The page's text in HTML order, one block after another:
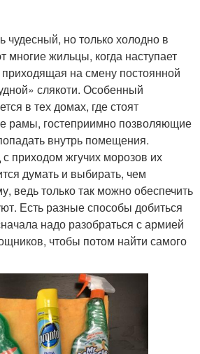
чудесный, но только холодно в
многие жильцы, когда наступает
на смену постоянной
слякоти. Особенный
в тех домах, где стоят
рамы, гостеприимно позволяющие
внутрь помещения.
приходом жгучих морозов их
думать и выбирать, чем
ведь только так можно обеспечить
Есть разные способы добиться
надо разобраться с армией
чтобы потом найти самого